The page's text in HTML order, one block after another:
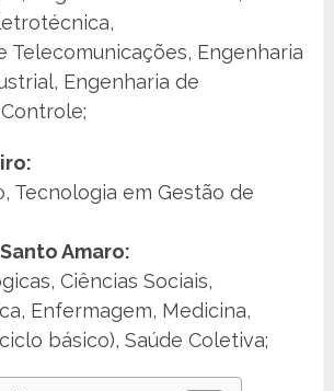
Telecomunicações, Engenharia
Engenharia de
Tecnologia em Gestão de
Amaro:
Ciências Sociais,
Enfermagem, Medicina,
básico), Saúde Coletiva;